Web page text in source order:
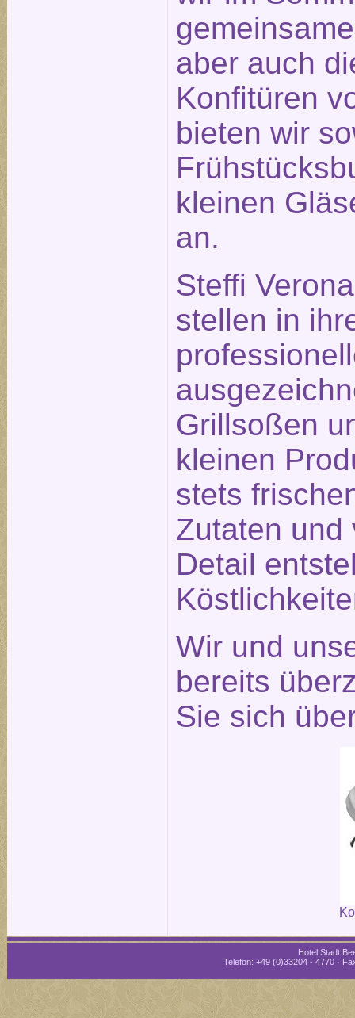
aber auch
Konfitüren
bieten wir
kleinen
an.
Steffi
stellen in
Grillsoßen
kleinen
stets
Zutaten und
Detail
Wir und
bereits
Sie sich
Hotel Stadt
Telefon: +49 (0)33204 - 4770 ·